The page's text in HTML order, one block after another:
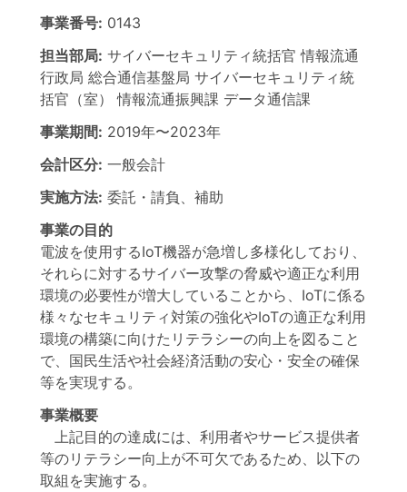
事業番号: 0143
担当部局: サイバーセキュリティ統括官 情報流通
行政局 総合通信基盤局 サイバーセキュリティ統
括官（室） 情報流通振興課 データ通信課
事業期間: 2019年〜2023年
会計区分: 一般会計
実施方法: 委託・請負、補助
事業の目的
電波を使用するIoT機器が急増し多様化しており、
それらに対するサイバー攻撃の脅威や適正な利用
環境の必要性が増大していることから、IoTに係る
様々なセキュリティ対策の強化やIoTの適正な利用
環境の構築に向けたリテラシーの向上を図ること
で、国民生活や社会経済活動の安心・安全の確保
等を実現する。
事業概要
上記目的の達成には、利用者やサービス提供者
等のリテラシー向上が不可欠であるため、以下の
取組を実施する。